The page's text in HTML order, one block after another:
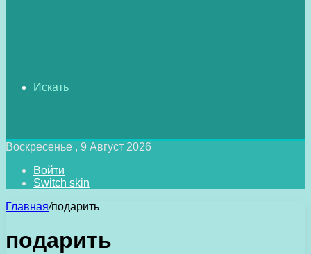
Искать
Воскресенье , 9 Август 2026
Войти
Switch skin
Главная/подарить
подарить